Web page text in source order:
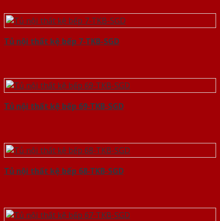
Tủ nội thất kệ bếp 7-TKB-SGD
Tủ nội thất kệ bếp 69-TKB-SGD
Tủ nội thất kệ bếp 68-TKB-SGD